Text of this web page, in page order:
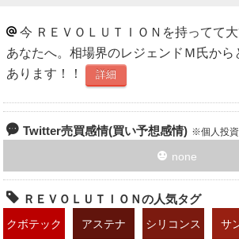
今 ＲＥＶＯＬＵＴＩＯＮを持ってて
あなたへ。相場界のレジェンドＭ氏か
あります！！
詳細
Twitter売買感情(買い予想感情) 個人投
none
ＲＥＶＯＬＵＴＩＯＮの人気タグ
クボテック アステナ シリコンス サ